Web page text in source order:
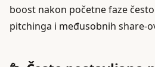
boost nakon početne faze
pitchinga i međusobnih share-